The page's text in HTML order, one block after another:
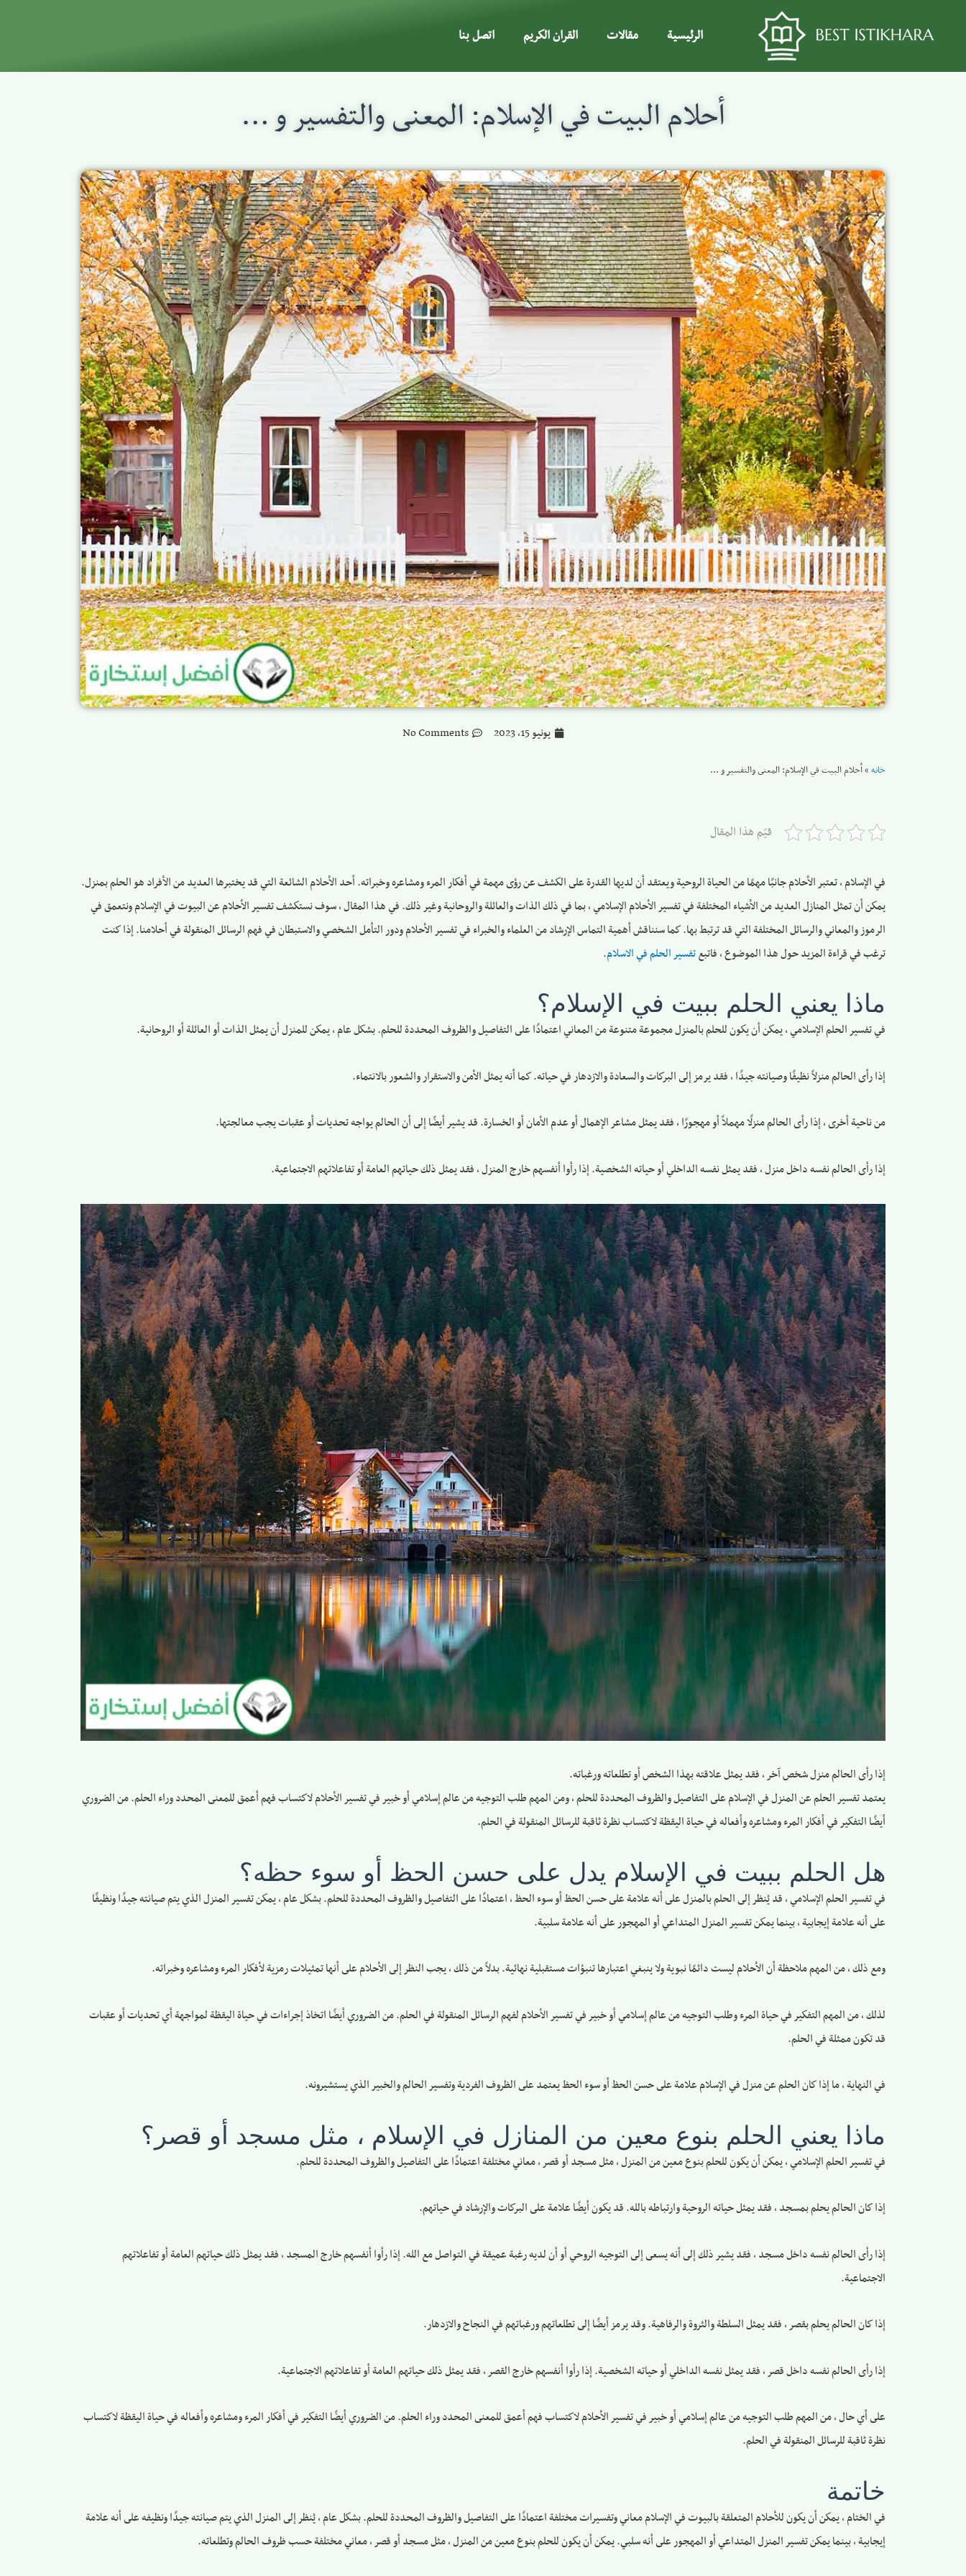
الرئيسية مقالات القران الكريم اتصل بنا
أحلام البيت في الإسلام: المعنى والتفسير و …
يونيو 15, 2023 No Comments
خانه»أحلام البيت في الإسلام: المعنى والتفسير و …
قيّم هذا المقال
في الإسلام ، تعتبر الأحلام جانبًا مهمًا من الحياة الروحية ويعتقد أن لديها القدرة على الكشف عن رؤى مهمة في أفكار المرء ومشاعره وخبراته. أحد الأحلام الشائعة التي قد يختبرها العديد من الأفراد هو الحلم بمنزل.
يمكن أن تمثل المنازل العديد من الأشياء المختلفة في تفسير الأحلام الإسلامي ، بما في ذلك الذات والعائلة والروحانية وغير ذلك. في هذا المقال ، سوف نستكشف تفسير الأحلام عن البيوت في الإسلام ونتعمق في
الرموز والمعاني والرسائل المختلفة التي قد ترتبط بها. كما سنناقش أهمية التماس الإرشاد من العلماء والخبراء في تفسير الأحلام ودور التأمل الشخصي والاستبطان في فهم الرسائل المنقولة في أحلامنا. إذا كنت
ترغب في قراءة المزيد حول هذا الموضوع ، فاتبعتفسير الحلم في الاسلام.
ماذا يعني الحلم ببيت في الإسلام؟
في تفسير الحلم الإسلامي ، يمكن أن يكون للحلم بالمنزل مجموعة متنوعة من المعاني اعتمادًا على التفاصيل والظروف المحددة للحلم. بشكل عام ، يمكن للمنزل أن يمثل الذات أو العائلة أو الروحانية.
إذا رأى الحالم منزلاً نظيفًا وصيانته جيدًا ، فقد يرمز إلى البركات والسعادة والازدهار في حياته. كما أنه يمثل الأمن والاستقرار والشعور بالانتماء.
من ناحية أخرى ، إذا رأى الحالم منزلًا مهملاً أو مهجورًا ، فقد يمثل مشاعر الإهمال أو عدم الأمان أو الخسارة. قد يشير أيضًا إلى أن الحالم يواجه تحديات أو عقبات يجب معالجتها.
إذا رأى الحالم نفسه داخل منزل ، فقد يمثل نفسه الداخلي أو حياته الشخصية. إذا رأوا أنفسهم خارج المنزل ، فقد يمثل ذلك حياتهم العامة أو تفاعلاتهم الاجتماعية.
إذا رأى الحالم منزل شخص آخر ، فقد يمثل علاقته بهذا الشخص أو تطلعاته ورغباته.
يعتمد تفسير الحلم عن المنزل في الإسلام على التفاصيل والظروف المحددة للحلم ، ومن المهم طلب التوجيه من عالم إسلامي أو خبير في تفسير الأحلام لاكتساب فهم أعمق للمعنى المحدد وراء الحلم. من الضروري
أيضًا التفكير في أفكار المرء ومشاعره وأفعاله في حياة اليقظة لاكتساب نظرة ثاقبة للرسائل المنقولة في الحلم.
هل الحلم ببيت في الإسلام يدل على حسن الحظ أو سوء حظه؟
في تفسير الحلم الإسلامي ، قد يُنظر إلى الحلم بالمنزل على أنه علامة على حسن الحظ أو سوء الحظ ، اعتمادًا على التفاصيل والظروف المحددة للحلم. بشكل عام ، يمكن تفسير المنزل الذي يتم صيانته جيدًا ونظيفًا
على أنه علامة إيجابية ، بينما يمكن تفسير المنزل المتداعي أو المهجور على أنه علامة سلبية.
ومع ذلك ، من المهم ملاحظة أن الأحلام ليست دائمًا نبوية ولا ينبغي اعتبارها تنبؤات مستقبلية نهائية. بدلاً من ذلك ، يجب النظر إلى الأحلام على أنها تمثيلات رمزية لأفكار المرء ومشاعره وخبراته.
لذلك ، من المهم التفكير في حياة المرء وطلب التوجيه من عالم إسلامي أو خبير في تفسير الأحلام لفهم الرسائل المنقولة في الحلم. من الضروري أيضًا اتخاذ إجراءات في حياة اليقظة لمواجهة أي تحديات أو عقبات
قد تكون ممثلة في الحلم.
في النهاية ، ما إذا كان الحلم عن منزل في الإسلام علامة على حسن الحظ أو سوء الحظ يعتمد على الظروف الفردية وتفسير الحالم والخبير الذي يستشيرونه.
ماذا يعني الحلم بنوع معين من المنازل في الإسلام ، مثل مسجد أو قصر؟
في تفسير الحلم الإسلامي ، يمكن أن يكون للحلم بنوع معين من المنزل ، مثل مسجد أو قصر ، معاني مختلفة اعتمادًا على التفاصيل والظروف المحددة للحلم.
إذا كان الحالم يحلم بمسجد ، فقد يمثل حياته الروحية وارتباطه بالله. قد يكون أيضًا علامة على البركات والإرشاد في حياتهم.
إذا رأى الحالم نفسه داخل مسجد ، فقد يشير ذلك إلى أنه يسعى إلى التوجيه الروحي أو أن لديه رغبة عميقة في التواصل مع الله. إذا رأوا أنفسهم خارج المسجد ، فقد يمثل ذلك حياتهم العامة أو تفاعلاتهم
الاجتماعية.
إذا كان الحالم يحلم بقصر ، فقد يمثل السلطة والثروة والرفاهية. وقد يرمز أيضًا إلى تطلعاتهم ورغباتهم في النجاح والازدهار.
إذا رأى الحالم نفسه داخل قصر ، فقد يمثل نفسه الداخلي أو حياته الشخصية. إذا رأوا أنفسهم خارج القصر ، فقد يمثل ذلك حياتهم العامة أو تفاعلاتهم الاجتماعية.
على أي حال ، من المهم طلب التوجيه من عالم إسلامي أو خبير في تفسير الأحلام لاكتساب فهم أعمق للمعنى المحدد وراء الحلم. من الضروري أيضًا التفكير في أفكار المرء ومشاعره وأفعاله في حياة اليقظة لاكتساب
نظرة ثاقبة للرسائل المنقولة في الحلم.
خاتمة
في الختام ، يمكن أن يكون للأحلام المتعلقة بالبيوت في الإسلام معاني وتفسيرات مختلفة اعتمادًا على التفاصيل والظروف المحددة للحلم. بشكل عام ، يُنظر إلى المنزل الذي يتم صيانته جيدًا ونظيفه على أنه علامة
إيجابية ، بينما يمكن تفسير المنزل المتداعي أو المهجور على أنه سلبي. يمكن أن يكون للحلم بنوع معين من المنزل ، مثل مسجد أو قصر ، معاني مختلفة حسب ظروف الحالم وتطلعاته.